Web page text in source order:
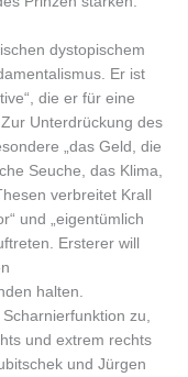
dystopischem
Er ist
die er für eine
Zur Unterdrückung des
„das Geld, die
Seuche, das Klima,
verbreitet Krall
und „eigentümlich
Ersterer will
halten.
zu,
und extrem rechts
und Jürgen